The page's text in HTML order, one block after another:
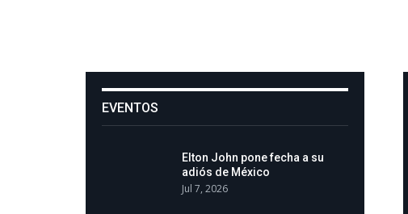
EVENTOS
Elton John pone fecha a su
adiós de México
Jul 7, 2026